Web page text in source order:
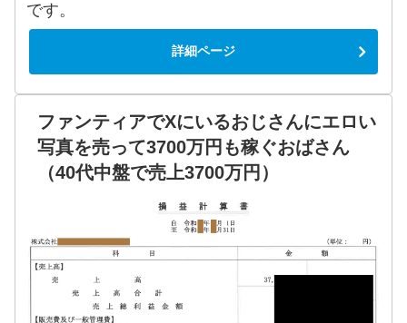
です。
詳細ページ
ファンティアでXにいるおじさんにエロい
写真を売って3700万円も稼ぐおばさん
（40代中盤で売上3700万円）